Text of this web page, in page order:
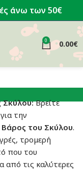
άνω των 50€
0 0.00€
Σκύλου:Βρείτε
την
του Σκύλου.
τρομερή
που του
από τις καλύτερες